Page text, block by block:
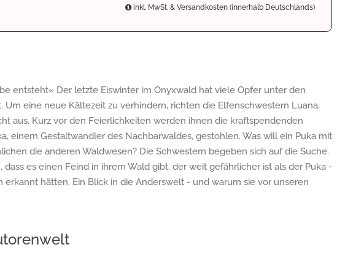
inkl. MwSt. & Versandkosten (innerhalb Deutschlands)
entsteht« Der letzte Eiswinter im Onyxwald hat viele Opfer unter den
eine neue Kältezeit zu verhindern, richten die Elfenschwestern Luana,
aus. Kurz vor den Feierlichkeiten werden ihnen die kraftspendenden
einem Gestaltwandler des Nachbarwaldes, gestohlen. Was will ein Puka mit
die anderen Waldwesen? Die Schwestern begeben sich auf die Suche.
dass es einen Feind in ihrem Wald gibt, der weit gefährlicher ist als der Puka -
erkannt hätten. Ein Blick in die Anderswelt - und warum sie vor unseren